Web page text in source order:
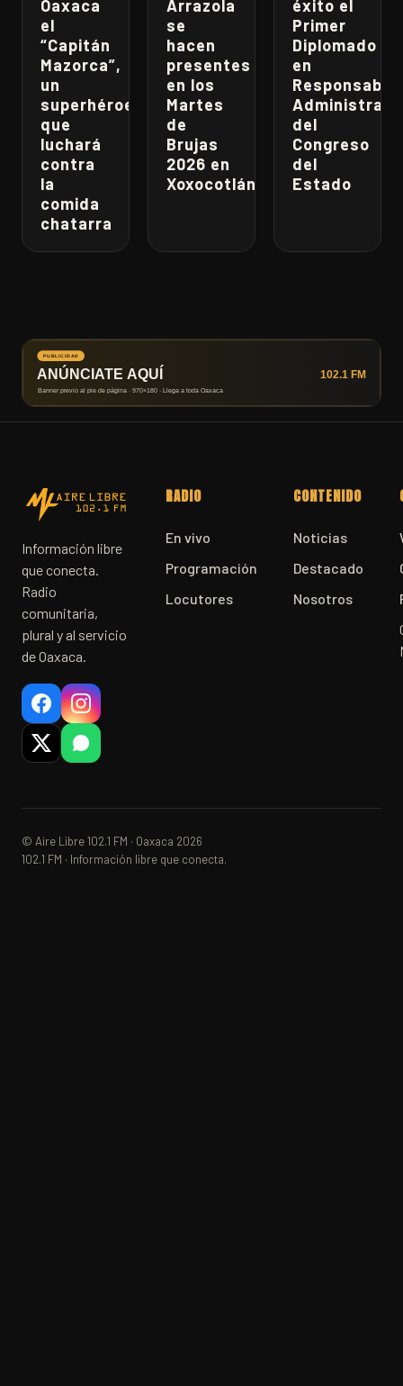
Oaxaca
el
“Capitán
Mazorca”,
un
superhéroe
que
luchará
contra
la
comida
chatarra
Arrazola
se
hacen
presentes
en los
Martes
de
Brujas
2026 en
Xoxocotlán
éxito el
Primer
Diplomado
en
del
Congreso
del
Estado
Información libre
que conecta.
Radio
comunitaria,
plural y al servicio
de Oaxaca.
RADIO
En vivo
Programación
Locutores
CONTENIDO
Noticias
Destacado
Nosotros
© Aire Libre 102.1 FM · Oaxaca 2026
102.1 FM · Información libre que conecta.